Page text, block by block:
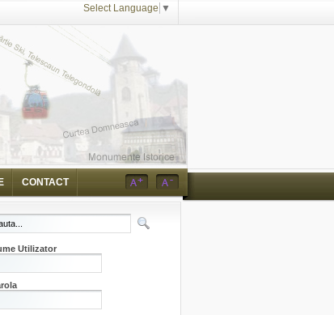
Select Language ▼
CONTACT
Utilizator